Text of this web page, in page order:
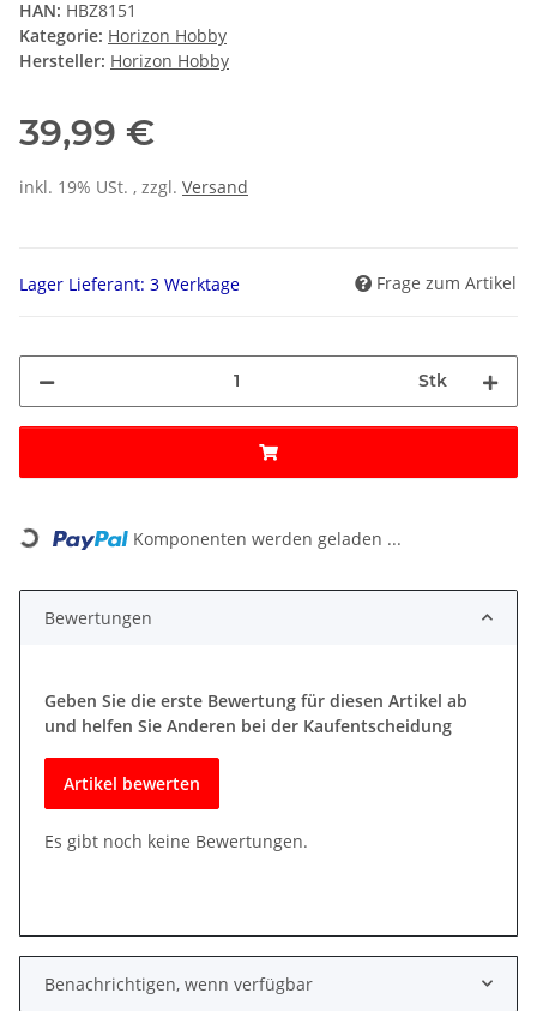
HAN: HBZ8151
Kategorie: Horizon Hobby
Hersteller: Horizon Hobby
39,99 €
inkl. 19% USt. , zzgl. Versand
Lager Lieferant: 3 Werktage Frage zum Artikel
Stk
Loading... Komponenten werden geladen ...
Bewertungen
Geben Sie die erste Bewertung für diesen Artikel ab
und helfen Sie Anderen bei der Kaufentscheidung
Artikel bewerten
Es gibt noch keine Bewertungen.
Benachrichtigen, wenn verfügbar